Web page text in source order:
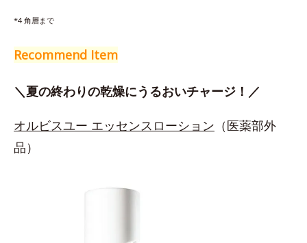
*4 角層まで
Recommend Item
＼夏の終わりの乾燥にうるおいチャージ！／
オルビスユー エッセンスローション （医薬部外
品）